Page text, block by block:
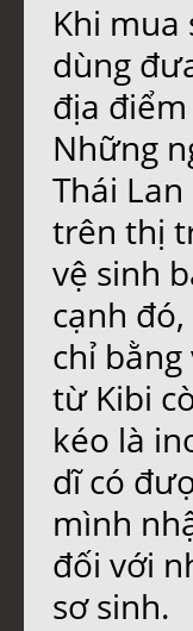
Khi
dùng
địa
Những
Thái
trên thị
vệ sinh
cạnh
chỉ
từ Kibi
kéo là
dĩ có
mình
đối với
sơ sinh.